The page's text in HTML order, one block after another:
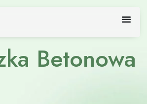
Betonowa